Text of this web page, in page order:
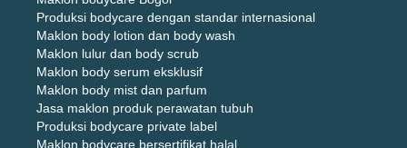
Produksi bodycare dengan standar internasional
Maklon body lotion dan body wash
Maklon lulur dan body scrub
Maklon body serum eksklusif
Maklon body mist dan parfum
Jasa maklon produk perawatan tubuh
Produksi bodycare private label
Maklon bodycare bersertifikat halal